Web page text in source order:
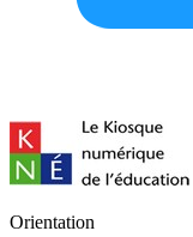
Orientation